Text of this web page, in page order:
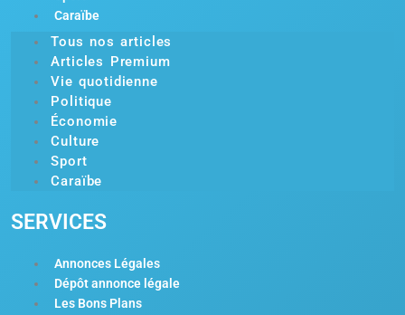
Caraïbe
Tous nos articles
Articles Premium
Vie quotidienne
Politique
Économie
Culture
Sport
Caraïbe
SERVICES
Annonces Légales
Dépôt annonce légale
Les Bons Plans